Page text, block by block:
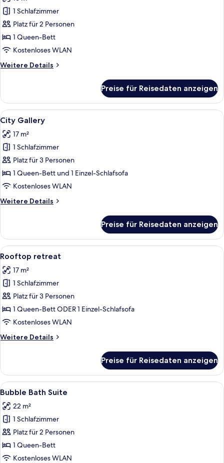
Urban
Hideaway
anzeigen
1 Schlafzimmer
Platz für 2 Personen
1 Queen-Bett
Kostenloses WLAN
Weitere Details
Weitere
Hideaway
Preise für Reisedaten anzeigen
Alle
Fotos
für
City
Gallery
anzeigen
Ein Hotelzimmer mit Bett,
8
City Gallery
17 m²
1 Schlafzimmer
Platz für 3 Personen
1 Queen-Bett und 1 Einzel-Schlafsofa
Kostenloses WLAN
Weitere Details
Weitere
Gallery
Preise für Reisedaten anzeigen
Alle
Fotos
für
Rooftop
retreat
anzeigen
Ein modernes Hotelzimmer mit
8
Rooftop retreat
17 m²
1 Schlafzimmer
Platz für 3 Personen
1 Queen-Bett ODER 1 Einzel-Schlafsofa
Kostenloses WLAN
Weitere Details
Weitere
retreat
Preise für Reisedaten anzeigen
Alle
Fotos
für
Bubble
Bath
Suite
anzeigen
Ein modernes Hotelzimmer mit
8
Bubble Bath Suite
22 m²
1 Schlafzimmer
Platz für 2 Personen
1 Queen-Bett
Kostenloses WLAN